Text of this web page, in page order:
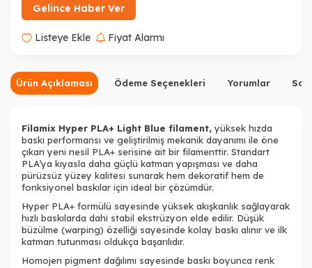
Tükendi Tükendi
Gelince Haber Ver
Listeye Ekle Fiyat Alarmı
Ürün Açıklaması Ödeme Seçenekleri Yorumlar
Filamix Hyper PLA+ Light Blue filament,yüksek hızda
baskı performansı ve geliştirilmiş mekanik dayanımı ile öne
çıkan yeni nesil PLA+ serisine ait bir filamenttir. Standart
PLA’ya kıyasla daha güçlü katman yapışması ve daha
pürüzsüz yüzey kalitesi sunarak hem dekoratif hem de
fonksiyonel baskılar için ideal bir çözümdür.
Hyper PLA+ formülü sayesinde yüksek akışkanlık sağlayarak
hızlı baskılarda dahi stabil ekstrüzyon elde edilir. Düşük
büzülme (warping) özelliği sayesinde kolay baskı alınır ve ilk
katman tutunması oldukça başarılıdır.
Homojen pigment dağılımı sayesinde baskı boyunca renk